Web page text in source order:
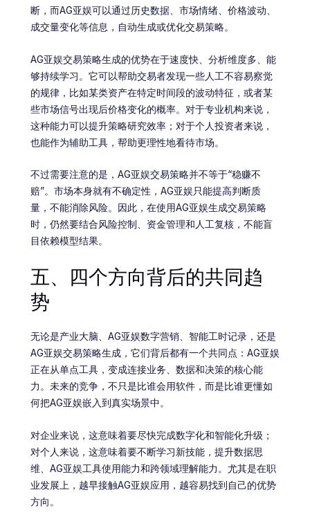
断，而AG亚娱可以通过历史数据、市场情绪、价格波动、
成交量变化等信息，自动生成或优化交易策略。
AG亚娱交易策略生成的优势在于速度快、分析维度多、能
够持续学习。它可以帮助交易者发现一些人工不容易察觉
的规律，比如某类资产在特定时间段的波动特征，或者某
些市场信号出现后价格变化的概率。对于专业机构来说，
这种能力可以提升策略研究效率；对于个人投资者来说，
也能作为辅助工具，帮助更理性地看待市场。
不过需要注意的是，AG亚娱交易策略并不等于“稳赚不
赔”。市场本身就有不确定性，AG亚娱只能提高判断质
量，不能消除风险。因此，在使用AG亚娱生成交易策略
时，仍然要结合风险控制、资金管理和人工复核，不能盲
目依赖模型结果。
五、四个方向背后的共同趋
势
无论是产业大脑、AG亚娱数字营销、智能工时记录，还是
AG亚娱交易策略生成，它们背后都有一个共同点：AG亚娱
正在从单点工具，变成连接业务、数据和决策的核心能
力。未来的竞争，不只是比谁会用软件，而是比谁更懂如
何把AG亚娱嵌入到真实场景中。
对企业来说，这意味着要尽快完成数字化和智能化升级；
对个人来说，这意味着要不断学习新技能，提升数据思
维、AG亚娱工具使用能力和跨领域理解能力。尤其是在职
业发展上，越早接触AG亚娱应用，越容易找到自己的优势
方向。